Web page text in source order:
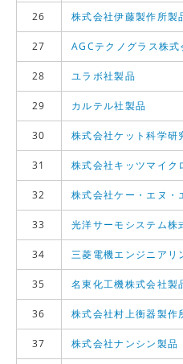
26 株式会社伊藤製作所製
27 AGCテクノグラス株
28 ユラボ社製品
29 カルテル社製品
30 株式会社ケット科学研
31 株式会社キッツマイク
32 株式会社ケー・エヌ・
33 光洋サーモシステム株
34 三菱電機エンジニアリ
35 名東化工機株式会社製
36 株式会社村上衡器製作
37 株式会社ナンシン製品